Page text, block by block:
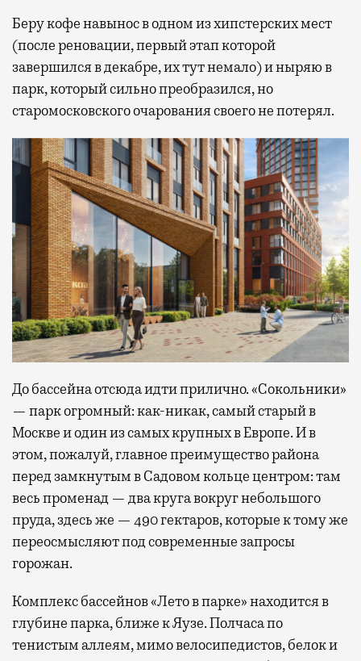
Беру кофе навынос в одном из хипстерских мест
(после реновации, первый этап которой
завершился в декабре, их тут немало) и ныряю в
парк, который сильно преобразился, но
старомосковского очарования своего не потерял.
До бассейна отсюда идти прилично. «Сокольники»
— парк огромный: как-никак, самый старый в
Москве и один из самых крупных в Европе. И в
этом, пожалуй, главное преимущество района
перед замкнутым в Садовом кольце центром: там
весь променад — два круга вокруг небольшого
пруда, здесь же — 490 гектаров, которые к тому же
переосмысляют под современные запросы
горожан.
Комплекс бассейнов «Лето в парке» находится в
глубине парка, ближе к Яузе. Полчаса по
тенистым аллеям, мимо велосипедистов, белок и